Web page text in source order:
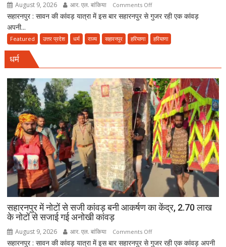
August 9, 2026 आर. एल. बांकिया Comments Offon
सहारनपुर
नोटों
बनी
आकर्षण
का
केंद्र,
2.70
लाख
के
नोटों
से
अनोखी
सहारनपुर : सावन की कांवड़ यात्रा में इस बार सहारनपुर से गुजर रही एक कांवड़
अपनी...
Featured उत्तर प्रदेश धर्म राज्य सहारनपुर हरियाणा हरियाणा
धर्म
सहारनपुर में नोटों से सजी कांवड़ बनी आकर्षण का केंद्र, 2.70 लाख
के नोटों से सजाई गई अनोखी कांवड़
August 9, 2026 आर. एल. बांकिया Comments Offon
सहारनपुर
सहारनपुर : सावन की कांवड़ यात्रा में इस बार सहारनपुर से गुजर रही एक कांवड़ अपनी